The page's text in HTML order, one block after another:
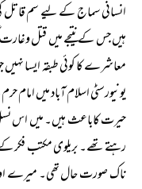
انسانی سماج کے لیے سم قاتل
ہیں جس کے نتیجے میں قتل
معاشرے کا کوئی طبقہ ایسا نہیں
یونیورسٹی اسلام آباد میں
حیرت کاباعث ہیں۔ میں اس نسل
رہتے تھے۔ بریلوی مکتب فکر
ناک صورت حال تھی۔ میرے اور